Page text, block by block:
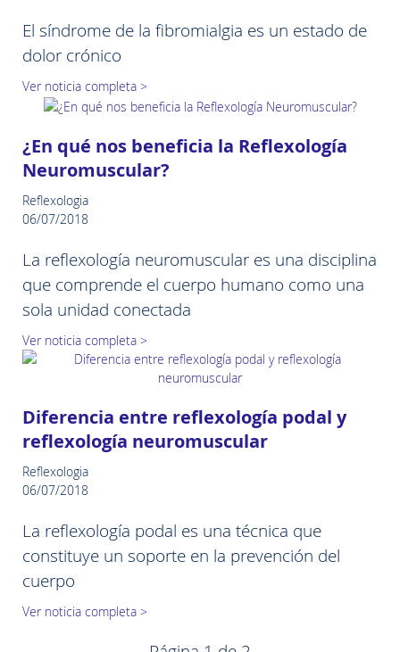
El síndrome de la fibromialgia es un estado de
dolor crónico
Ver noticia completa >
¿En qué nos beneficia la Reflexología
Neuromuscular?
Reflexologia
06/07/2018
La reflexología neuromuscular es una disciplina
que comprende el cuerpo humano como una
sola unidad conectada
Ver noticia completa >
Diferencia entre reflexología podal y
reflexología neuromuscular
Reflexologia
06/07/2018
La reflexología podal es una técnica que
constituye un soporte en la prevención del
cuerpo
Ver noticia completa >